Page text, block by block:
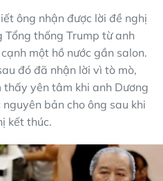
ông nhận được lời đề nghị
thống Trump từ anh
một hồ nước gần salon.
đó đã nhận lời vì tò mò,
yên tâm khi anh Dương
bản cho ông sau khi
kết thúc.